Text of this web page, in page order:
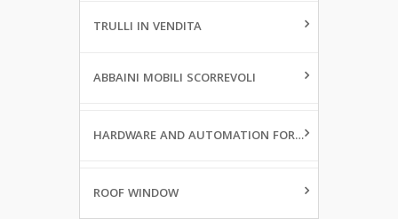
TRULLI IN VENDITA
ABBAINI MOBILI SCORREVOLI
HARDWARE AND AUTOMATION FOR WINDOWS
ROOF WINDOW